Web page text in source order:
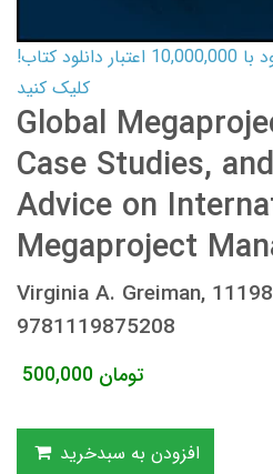
کارت اعتباری کتاب دانلود با 10,000,000 اعتبار دانلود کتاب!
کلیک کنید
Global
Case Studies,
Advice on
Megaproject
Virginia A. Greiman,
9781119875208
500,000 تومان
افزودن به سبدخرید